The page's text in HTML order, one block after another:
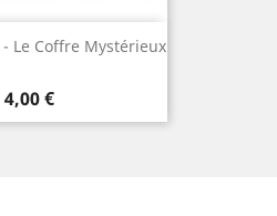
- Le Coffre Mystérieux
Prix
4,00 €